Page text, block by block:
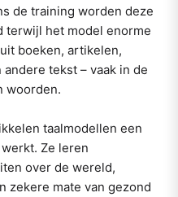
de training worden deze
terwijl het model enorme
boeken, artikelen,
tekst – vaak in de
woorden.
taalmodellen een
Ze leren
over de wereld,
zekere mate van gezond